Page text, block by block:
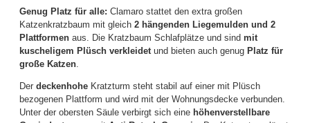
Genug Platz für alle: Clamaro stattet den extra großen
Katzenkratzbaum mit gleich 2 hängenden Liegemulden und 2
Plattformen aus. Die Kratzbaum Schlafplätze und sind mit
kuscheligem Plüsch verkleidetund bieten auch genug Platz für
große Katzen.
Der deckenhohe Kratzturm steht stabil auf einer mit Plüsch
bezogenen Plattform und wird mit der Wohnungsdecke verbunden.
Unter der obersten Säule verbirgt sich eine höhenverstellbare